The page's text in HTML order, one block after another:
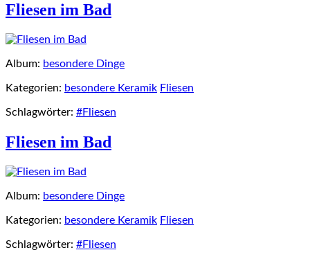
Fliesen im Bad
Album: besondere Dinge
Kategorien: besondere Keramik Fliesen
Schlagwörter: #Fliesen
Fliesen im Bad
Album: besondere Dinge
Kategorien: besondere Keramik Fliesen
Schlagwörter: #Fliesen